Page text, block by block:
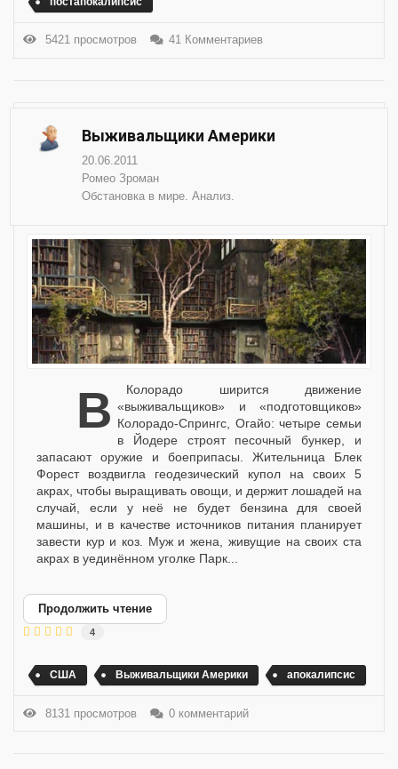
5421 просмотров 41 Комментариев
Выживальщики Америки
20.06.2011
Ромео Зроман
Обстановка в мире. Анализ.
В Колорадо ширится движение «выживальщиков» и «подготовщиков»
Колорадо-Спрингс, Огайо: четыре семьи
в Йодере строят песочный бункер, и
запасают оружие и боеприпасы. Жительница Блек
Форест воздвигла геодезический купол на своих 5
акрах, чтобы выращивать овощи, и держит лошадей на
случай, если у неё не будет бензина для своей
машины, и в качестве источников питания планирует
завести кур и коз. Муж и жена, живущие на своих ста
акрах в уединённом уголке Парк...
Продолжить чтение
4
США Выживальщики Америки апокалипсис
8131 просмотров 0 комментарий